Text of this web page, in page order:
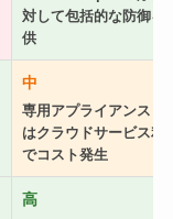
対して包括的な防御を
供
中
専用アプライアンスま
はクラウドサービス利
でコスト発生
高